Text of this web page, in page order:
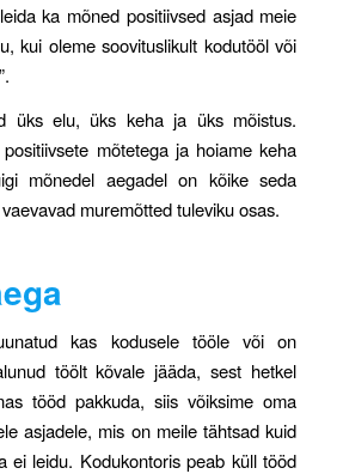
ka mõned positiivsed asjad meie
kui oleme soovituslikult kodutööl või
üks elu, üks keha ja üks mõistus.
mõtetega ja hoiame keha
mõnedel aegadel on kõike seda
muremõtted tuleviku osas.
kas kodusele tööle või on
töölt kõvale jääda, sest hetkel
tööd pakkuda, siis võiksime oma
asjadele, mis on meile tähtsad kuid
ei leidu. Kodukontoris peab küll tööd